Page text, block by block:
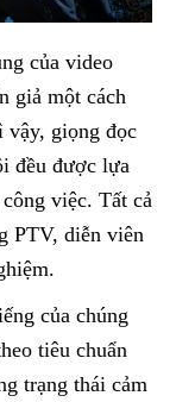
của video
giả một cách
vậy, giọng đọc
đều được lựa
việc. Tất cả
PTV, diễn viên
của chúng
tiêu chuẩn
trạng thái cảm